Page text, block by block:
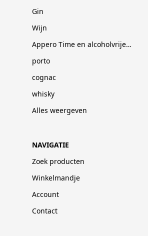
Gin
Wijn
Appero Time en alcoholvrije dranken
porto
cognac
whisky
Alles weergeven
NAVIGATIE
Zoek producten
Winkelmandje
Account
Contact